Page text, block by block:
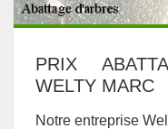
PRIX
WELTY MARC
Notre entreprise